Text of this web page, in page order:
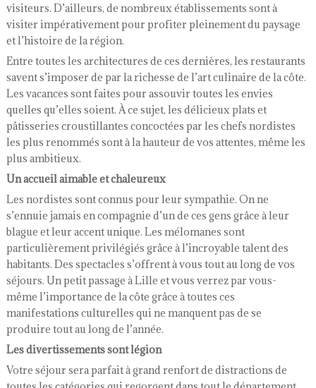
visiteurs. D’ailleurs, de nombreux établissements sont à
visiter impérativement pour profiter pleinement du paysage
et l’histoire de la région.
Entre toutes les architectures de ces dernières, les restaurants
savent s’imposer de par la richesse de l’art culinaire de la côte.
Les vacances sont faites pour assouvir toutes les envies
quelles qu’elles soient. À ce sujet, les délicieux plats et
pâtisseries croustillantes concoctées par les chefs nordistes
les plus renommés sont à la hauteur de vos attentes, même les
plus ambitieux.
Un accueil aimable et chaleureux
Les nordistes sont connus pour leur sympathie. On ne
s’ennuie jamais en compagnie d’un de ces gens grâce à leur
blague et leur accent unique. Les mélomanes sont
particulièrement privilégiés grâce à l’incroyable talent des
habitants. Des spectacles s’offrent à vous tout au long de vos
séjours. Un petit passage à Lille et vous verrez par vous-
même l’importance de la côte grâce à toutes ces
manifestations culturelles qui ne manquent pas de se
produire tout au long de l’année.
Les divertissements sont légion
Votre séjour sera parfait à grand renfort de distractions de